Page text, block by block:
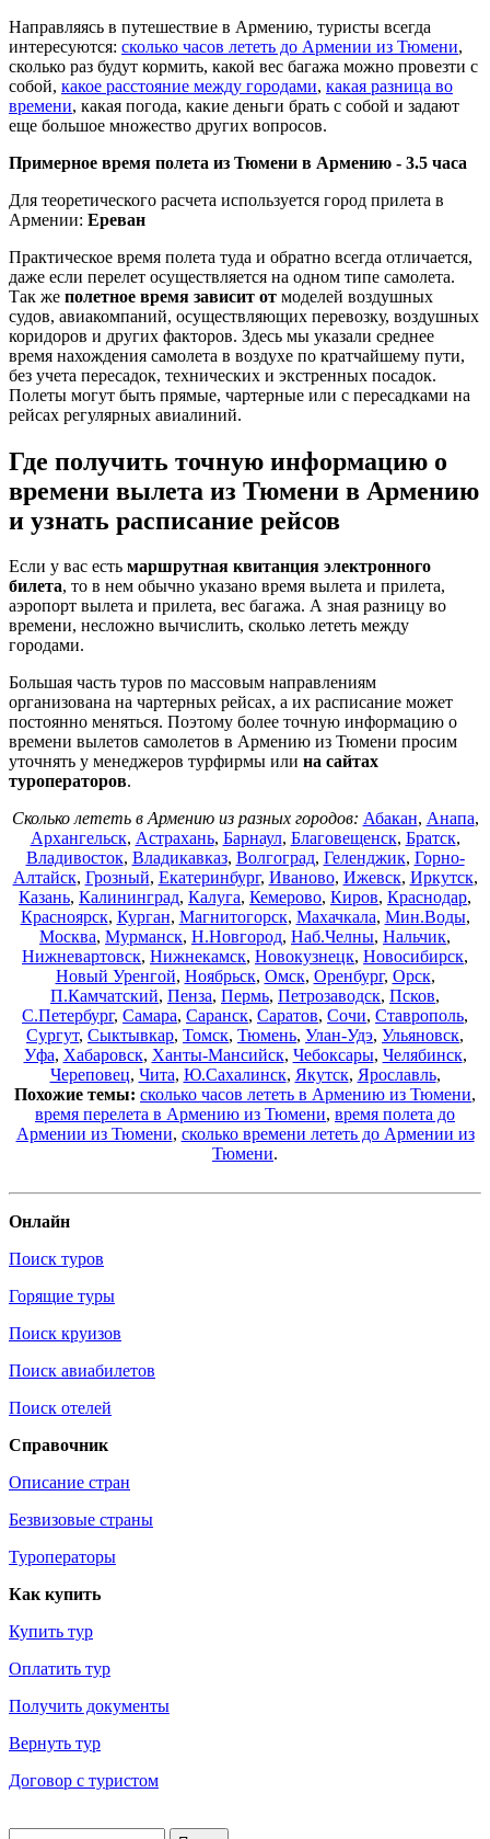
Направляясь в путешествие в Армению, туристы всегда
интересуются: сколько часов лететь до Армении из Тюмени,
сколько раз будут кормить, какой вес багажа можно провезти с
собой, какое расстояние между городами, какая разница во
времени, какая погода, какие деньги брать с собой и задают
еще большое множество других вопросов.
Примерное время полета из Тюмени в Армению - 3.5 часа
Для теоретического расчета используется город прилета в
Армении: Ереван
Практическое время полета туда и обратно всегда отличается,
даже если перелет осуществляется на одном типе самолета.
Так же полетное время зависит от моделей воздушных
судов, авиакомпаний, осуществляющих перевозку, воздушных
коридоров и других факторов. Здесь мы указали среднее
время нахождения самолета в воздухе по кратчайшему пути,
без учета пересадок, технических и экстренных посадок.
Полеты могут быть прямые, чартерные или с пересадками на
рейсах регулярных авиалиний.
Где получить точную информацию о
времени вылета из Тюмени в Армению
и узнать расписание рейсов
Если у вас есть маршрутная квитанция электронного
билета, то в нем обычно указано время вылета и прилета,
аэропорт вылета и прилета, вес багажа. А зная разницу во
времени, несложно вычислить, сколько лететь между
городами.
Большая часть туров по массовым направлениям
организована на чартерных рейсах, а их расписание может
постоянно меняться. Поэтому более точную информацию о
времени вылетов самолетов в Армению из Тюмени просим
уточнять у менеджеров турфирмы или на сайтах
туроператоров.
Сколько лететь в Армению из разных городов: Абакан, Анапа,
Архангельск, Астрахань, Барнаул, Благовещенск, Братск,
Владивосток, Владикавказ, Волгоград, Геленджик, Горно-
Алтайск, Грозный, Екатеринбург, Иваново, Ижевск, Иркутск,
Казань, Калининград, Калуга, Кемерово, Киров, Краснодар,
Красноярск, Курган, Магнитогорск, Махачкала, Мин.Воды,
Москва, Мурманск, Н.Новгород, Наб.Челны, Нальчик,
Нижневартовск, Нижнекамск, Новокузнецк, Новосибирск,
Новый Уренгой, Ноябрьск, Омск, Оренбург, Орск,
П.Камчатский, Пенза, Пермь, Петрозаводск, Псков,
С.Петербург, Самара, Саранск, Саратов, Сочи, Ставрополь,
Сургут, Сыктывкар, Томск, Тюмень, Улан-Удэ, Ульяновск,
Уфа, Хабаровск, Ханты-Мансийск, Чебоксары, Челябинск,
Череповец, Чита, Ю.Сахалинск, Якутск, Ярославль,
Похожие темы: сколько часов лететь в Армению из Тюмени,
время перелета в Армению из Тюмени, время полета до
Армении из Тюмени, сколько времени лететь до Армении из
Тюмени.
Онлайн
Поиск туров
Горящие туры
Поиск круизов
Поиск авиабилетов
Поиск отелей
Справочник
Описание стран
Безвизовые страны
Туроператоры
Как купить
Купить тур
Оплатить тур
Получить документы
Вернуть тур
Договор с туристом